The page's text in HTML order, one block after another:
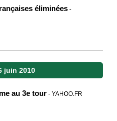
éliminées -
juin 2010
au 3e tour - YAHOO.FR